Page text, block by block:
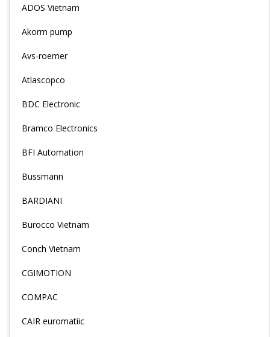
ADOS Vietnam
Akorm pump
Avs-roemer
Atlascopco
BDC Electronic
Bramco Electronics
BFI Automation
Bussmann
BARDIANI
Burocco Vietnam
Conch Vietnam
CGIMOTION
COMPAC
CAIR euromatiic